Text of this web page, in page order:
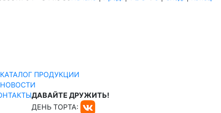
КАТАЛОГ ПРОДУКЦИИ
НОВОСТИ
ДАВАЙТЕ ДРУЖИТЬ!
ДЕНЬ ТОРТА: